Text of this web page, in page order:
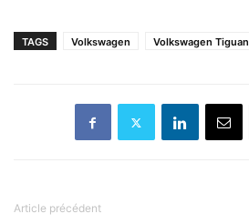
TAGS Volkswagen Volkswagen Tiguan
Article précédent